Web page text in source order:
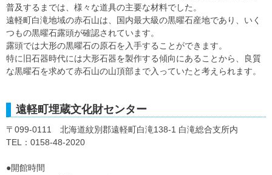
普及するまでは、様々な道具の主要な材料でした。
遠軽町白滝地域の赤石山は、国内最大級の黒曜石産地であり、いく
つもの黒曜石露頭が確認されています。
露頭では大形の黒曜石の原石を入手することができます。
特に旧石器時代には大形石器を製作する傾向にあることから、良質
な黒曜石を求めて赤石山の山頂部まで入っていたと考えられます。
遠軽町埋蔵文化財センター
〒099-0111 北海道紋別郡遠軽町白滝138-1 白滝総合支所内
TEL：0158-48-2020
●開館時間